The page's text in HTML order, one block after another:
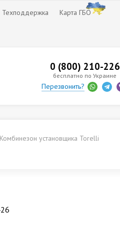
Техподдержка Карта ГБО
0 (800) 210-226
бесплатно по Украине
Перезвонить?
Комбинезон установщика Torelli